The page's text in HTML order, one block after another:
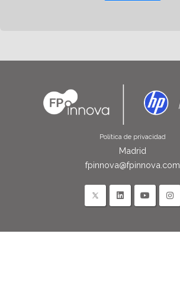
Política de privacidad
Madrid
fpinnova@fpinnova.com